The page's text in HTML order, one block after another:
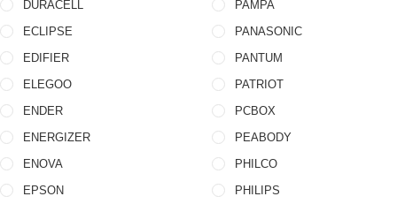
DURACELL
ECLIPSE
EDIFIER
ELEGOO
ENDER
ENERGIZER
ENOVA
EPSON
PAMPA
PANASONIC
PANTUM
PATRIOT
PCBOX
PEABODY
PHILCO
PHILIPS